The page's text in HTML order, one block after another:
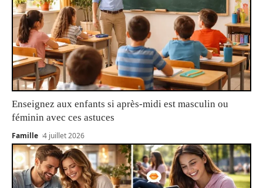
Enseignez aux enfants si après-midi est masculin ou
féminin avec ces astuces
Famille 4 juillet 2026